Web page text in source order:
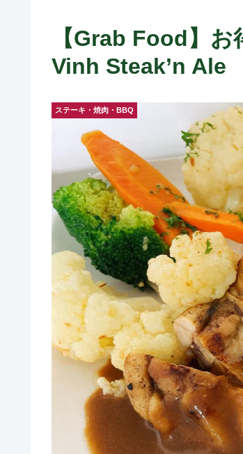
【Grab Food】
Vinh Steak’n Ale
ステーキ・焼肉・BBQ